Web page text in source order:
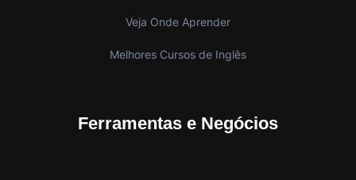
Veja Onde Aprender
Melhores Cursos de Inglês
Ferramentas e Negócios